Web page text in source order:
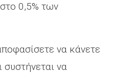
0,5% των
να κάνετε
συστήνεται να